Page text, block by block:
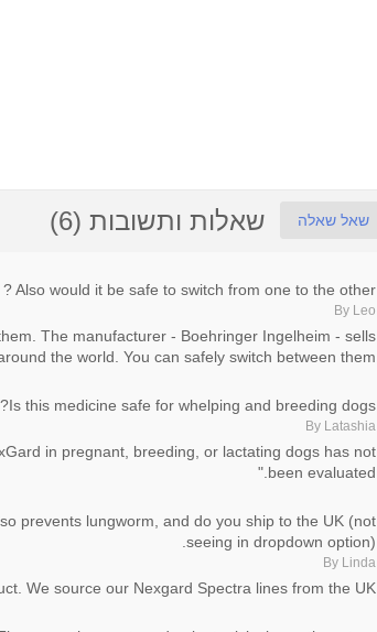
שאלות ותשובות (6) שאל שאלה
would it be safe to switch from one to the other ?
By Leo
The manufacturer - Boehringer Ingelheim - sells
the world. You can safely switch between them.
Is this medicine safe for whelping and breeding dogs?
By Latashia
in pregnant, breeding, or lactating dogs has not
been evaluated."
prevents lungworm, and do you ship to the UK (not
seeing in dropdown option).
By Linda
We source our Nexgard Spectra lines from the UK.